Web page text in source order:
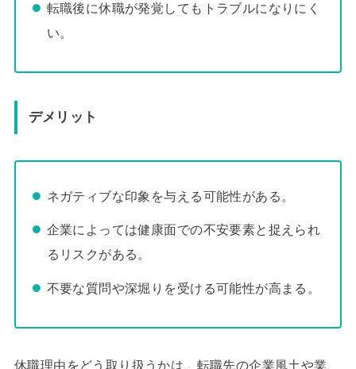
転職後に休職が発覚してもトラブルになりにく
い。
デメリット
ネガティブな印象を与える可能性がある。
企業によっては健康面での不安要素と捉えられ
るリスクがある。
不要な質問や深堀りを受ける可能性が高まる。
休職理由をどう取り扱うかは、転職先の企業風土や業